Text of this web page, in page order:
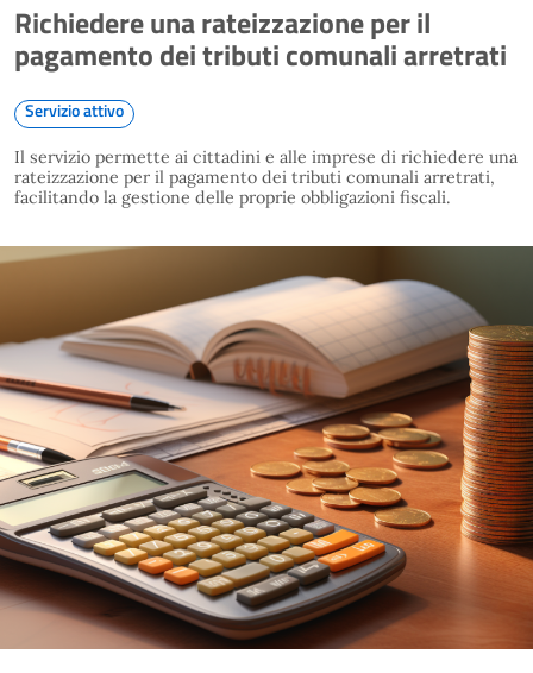
Richiedere una rateizzazione per il
pagamento dei tributi comunali arretrati
Servizio attivo
Il servizio permette ai cittadini e alle imprese di richiedere una
rateizzazione per il pagamento dei tributi comunali arretrati,
facilitando la gestione delle proprie obbligazioni fiscali.